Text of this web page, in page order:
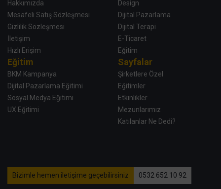
Hakkımızda
Mesafeli Satış Sözleşmesi
Gizlilik Sözleşmesi
İletişim
Hızlı Erişim
Design
Dijital Pazarlama
Dijital Terapi
E-Ticaret
Eğitim
Eğitim
BKM Kampanya
Dijital Pazarlama Eğitimi
Sosyal Medya Eğitimi
UX Eğitimi
Sayfalar
Şirketlere Özel
Eğitimler
Etkinlikler
Mezunlarımız
Katılanlar Ne Dedi?
Bizimle hemen iletişime geçebilirsiniz 0532 652 10 92